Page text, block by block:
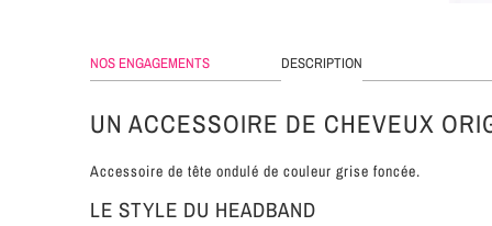
NOS ENGAGEMENTS DESCRIPTION
UN ACCESSOIRE DE CHEVEUX
Accessoire de tête ondulé de couleur grise foncée.
LE STYLE DU HEADBAND